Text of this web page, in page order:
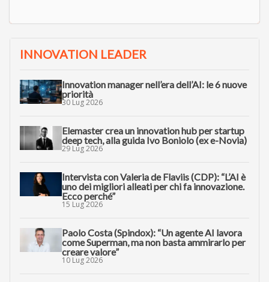
INNOVATION LEADER
Innovation manager nell’era dell’AI: le 6 nuove
priorità
30 Lug 2026
Elemaster crea un innovation hub per startup
deep tech, alla guida Ivo Boniolo (ex e-Novia)
29 Lug 2026
Intervista con Valeria de Flaviis (CDP): “L’AI è
uno dei migliori alleati per chi fa innovazione.
Ecco perché”
15 Lug 2026
Paolo Costa (Spindox): “Un agente AI lavora
come Superman, ma non basta ammirarlo per
creare valore”
10 Lug 2026